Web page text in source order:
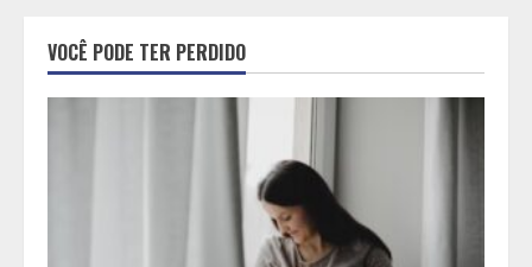
universitário: adultos que
conciliam estudo, trabalho e
família
Os 10 comportamentos que mais
destroem um relacionamento e a
maioria dos casais nem percebe
VOCÊ PODE TER PERDIDO